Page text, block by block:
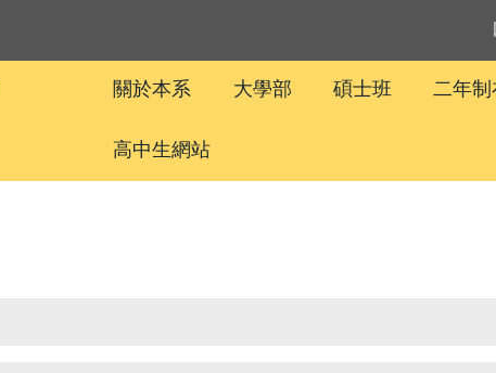
關於本系 大學部 碩士班 二年
高中生網站